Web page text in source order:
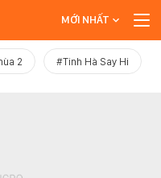
MỚI NHẤT
2 #Tinh Hà Say Hi